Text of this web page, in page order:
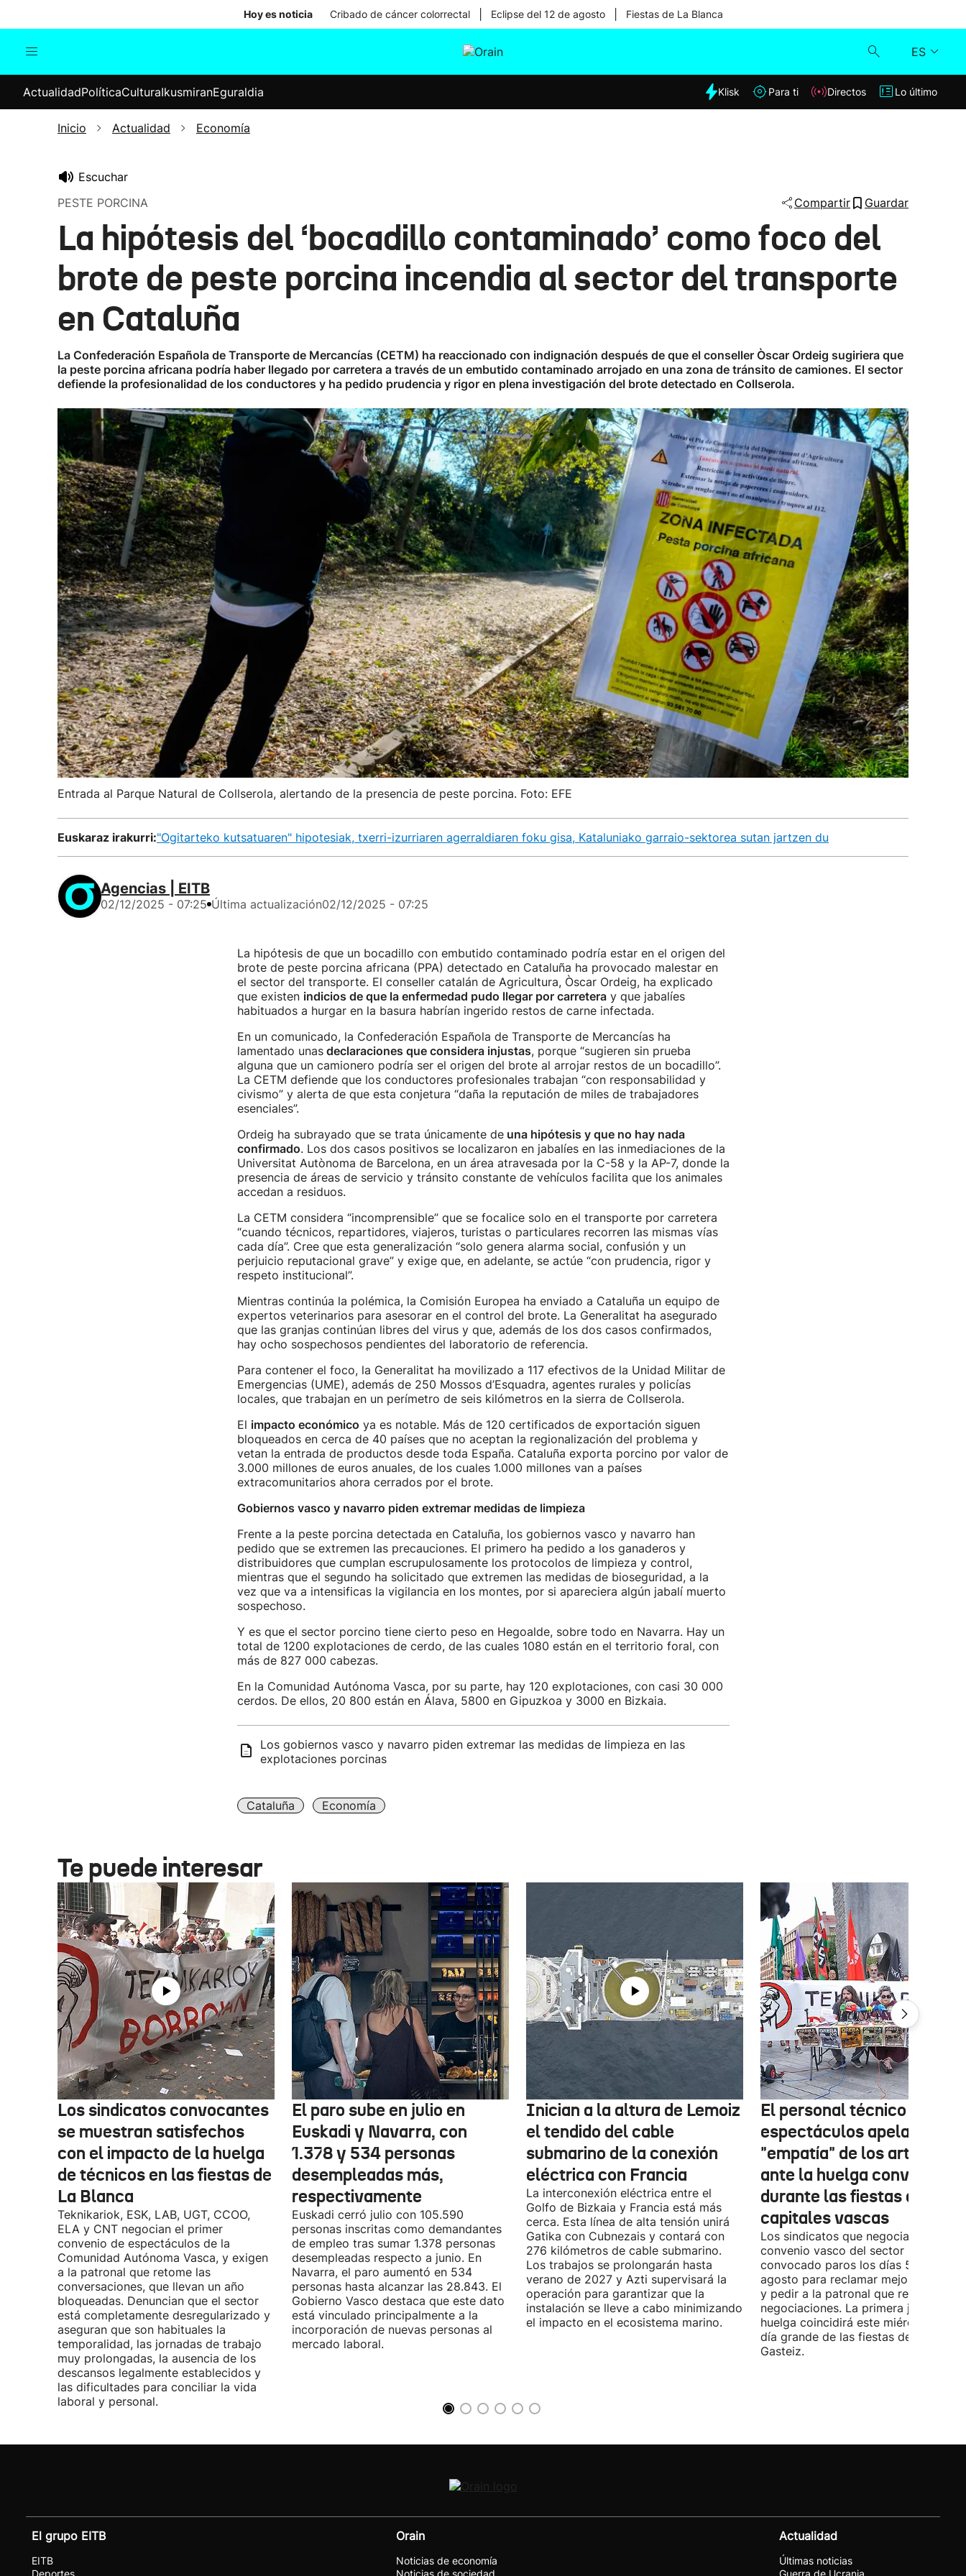
Hoy es noticia Cribado de cáncer colorrectal Eclipse del 12 de agosto Fiestas de La Blanca
ES
Internacional
Elecciones
Klisk
ActualidadPolíticaCulturaIkusmiranEguraldia Klisk Para ti Directos Lo último
Inicio Actualidad Economía
Escuchar
PESTE PORCINA
Compartir Guardar
La hipótesis del ‘bocadillo contaminado’ como foco del
brote de peste porcina incendia al sector del transporte
en Cataluña
La Confederación Española de Transporte de Mercancías (CETM) ha reaccionado con indignación después de que el conseller Òscar Ordeig sugiriera que
la peste porcina africana podría haber llegado por carretera a través de un embutido contaminado arrojado en una zona de tránsito de camiones. El sector
defiende la profesionalidad de los conductores y ha pedido prudencia y rigor en plena investigación del brote detectado en Collserola.
Entrada al Parque Natural de Collserola, alertando de la presencia de peste porcina. Foto: EFE
Euskaraz irakurri:"Ogitarteko kutsatuaren" hipotesiak, txerri-izurriaren agerraldiaren foku gisa, Kataluniako garraio-sektorea sutan jartzen du
Agencias | EITB
02/12/2025 - 07:25 Última actualización02/12/2025 - 07:25
La hipótesis de que un bocadillo con embutido contaminado podría estar en el origen del
brote de peste porcina africana (PPA) detectado en Cataluña ha provocado malestar en
el sector del transporte. El conseller catalán de Agricultura, Òscar Ordeig, ha explicado
que existen indicios de que la enfermedad pudo llegar por carreteray que jabalíes
habituados a hurgar en la basura habrían ingerido restos de carne infectada.
En un comunicado, la Confederación Española de Transporte de Mercancías ha
lamentado unasdeclaraciones que considera injustas, porque “sugieren sin prueba
alguna que un camionero podría ser el origen del brote al arrojar restos de un bocadillo”.
La CETM defiende que los conductores profesionales trabajan “con responsabilidad y
civismo” y alerta de que esta conjetura “daña la reputación de miles de trabajadores
esenciales”.
Ordeig ha subrayado que se trata únicamente deuna hipótesis y que no hay nada
confirmado. Los dos casos positivos se localizaron en jabalíes en las inmediaciones de la
Universitat Autònoma de Barcelona, en un área atravesada por la C-58 y la AP-7, donde la
presencia de áreas de servicio y tránsito constante de vehículos facilita que los animales
accedan a residuos.
La CETM considera “incomprensible” que se focalice solo en el transporte por carretera
“cuando técnicos, repartidores, viajeros, turistas o particulares recorren las mismas vías
cada día”. Cree que esta generalización “solo genera alarma social, confusión y un
perjuicio reputacional grave” y exige que, en adelante, se actúe “con prudencia, rigor y
respeto institucional”.
Mientras continúa la polémica, la Comisión Europea ha enviado a Cataluña un equipo de
expertos veterinarios para asesorar en el control del brote. La Generalitat ha asegurado
que las granjas continúan libres del virus y que, además de los dos casos confirmados,
hay ocho sospechosos pendientes del laboratorio de referencia.
Para contener el foco, la Generalitat ha movilizado a 117 efectivos de la Unidad Militar de
Emergencias (UME), además de 250 Mossos d’Esquadra, agentes rurales y policías
locales, que trabajan en un perímetro de seis kilómetros en la sierra de Collserola.
El impacto económico ya es notable. Más de 120 certificados de exportación siguen
bloqueados en cerca de 40 países que no aceptan la regionalización del problema y
vetan la entrada de productos desde toda España. Cataluña exporta porcino por valor de
3.000 millones de euros anuales, de los cuales 1.000 millones van a países
extracomunitarios ahora cerrados por el brote.
Gobiernos vasco y navarro piden extremar medidas de limpieza
Frente a la peste porcina detectada en Cataluña, los gobiernos vasco y navarro han
pedido que se extremen las precauciones. El primero ha pedido a los ganaderos y
distribuidores que cumplan escrupulosamente los protocolos de limpieza y control,
mientras que el segundo ha solicitado que extremen las medidas de bioseguridad, a la
vez que va a intensificas la vigilancia en los montes, por si apareciera algún jabalí muerto
sospechoso.
Y es que el sector porcino tiene cierto peso en Hegoalde, sobre todo en Navarra. Hay un
total de 1200 explotaciones de cerdo, de las cuales 1080 están en el territorio foral, con
más de 827 000 cabezas.
En la Comunidad Autónoma Vasca, por su parte, hay 120 explotaciones, con casi 30 000
cerdos. De ellos, 20 800 están en Álava, 5800 en Gipuzkoa y 3000 en Bizkaia.
Los gobiernos vasco y navarro piden extremar las medidas de limpieza en las
explotaciones porcinas
Cataluña Economía
Te puede interesar
Los sindicatos convocantes
se muestran satisfechos
con el impacto de la huelga
de técnicos en las fiestas de
La Blanca
Teknikariok, ESK, LAB, UGT, CCOO,
ELA y CNT negocian el primer
convenio de espectáculos de la
Comunidad Autónoma Vasca, y exigen
a la patronal que retome las
conversaciones, que llevan un año
bloqueadas. Denuncian que el sector
está completamente desregularizado y
aseguran que son habituales la
temporalidad, las jornadas de trabajo
muy prolongadas, la ausencia de los
descansos legalmente establecidos y
las dificultades para conciliar la vida
laboral y personal.
El paro sube en julio en
Euskadi y Navarra, con
1.378 y 534 personas
desempleadas más,
respectivamente
Euskadi cerró julio con 105.590
personas inscritas como demandantes
de empleo tras sumar 1.378 personas
desempleadas respecto a junio. En
Navarra, el paro aumentó en 534
personas hasta alcanzar las 28.843. El
Gobierno Vasco destaca que este dato
está vinculado principalmente a la
incorporación de nuevas personas al
mercado laboral.
Inician a la altura de Lemoiz
el tendido del cable
submarino de la conexión
eléctrica con Francia
La interconexión eléctrica entre el
Golfo de Bizkaia y Francia está más
cerca. Esta línea de alta tensión unirá
Gatika con Cubnezais y contará con
276 kilómetros de cable submarino.
Los trabajos se prolongarán hasta
verano de 2027 y Azti supervisará la
operación para garantizar que la
instalación se lleve a cabo minimizando
el impacto en el ecosistema marino.
El personal técnico de
espectáculos apela a la
"empatía" de los artistas
ante la huelga convocada
durante las fiestas de las
capitales vascas
Los sindicatos que negocian el
convenio vasco del sector han
convocado paros los días 5, 14 y 26
agosto para reclamar mejoras
y pedir a la patronal que retome las
negociaciones. La primera jornada de
huelga coincidirá este miércoles con
día grande de las fiestas de Vitoria-
Gasteiz.
El grupo EITB
EITB
Deportes
Orain
Noticias de economía
Noticias de sociedad
Actualidad
Últimas noticias
Guerra de Ucrania